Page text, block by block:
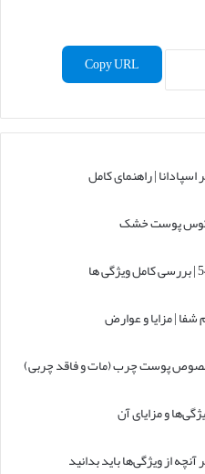
Copy URL
| راهنمای کامل
پوست خشک
و مزایای آن